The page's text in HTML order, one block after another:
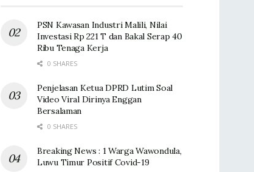
PSN Kawasan Industri Malili, Nilai
Investasi Rp 221 T dan Bakal Serap 40
Ribu Tenaga Kerja
0 SHARES
Penjelasan Ketua DPRD Lutim Soal
Video Viral Dirinya Enggan
Bersalaman
0 SHARES
Breaking News : 1 Warga Wawondula,
Luwu Timur Positif Covid-19